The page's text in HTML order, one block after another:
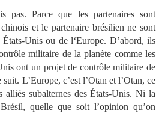
pas. Parce que les partenaires sont
et le partenaire brésilien ne sont
Unis ou de l‘Europe. D’abord, ils
militaire de la planète comme les
ont un projet de contrôle militaire de
L’Europe, c’est l’Otan et l’Otan, ce
alliés subalternes des États-Unis. Ni la
quelle que soit l’opinion qu’on